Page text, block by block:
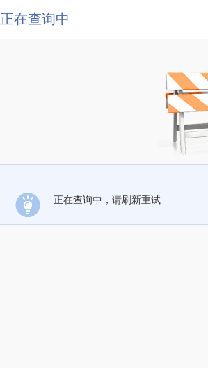
正在查询中
正在查询中，请刷新重试